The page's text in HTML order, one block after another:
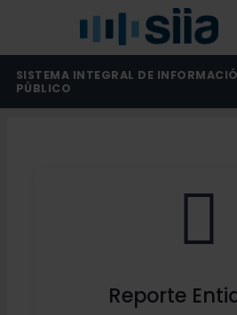
SISTEMA INTEGRAL DE
PÚBLICO
Reporte